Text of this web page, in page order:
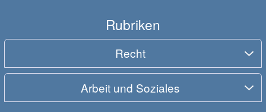
Rubriken
Recht
Arbeit und Soziales